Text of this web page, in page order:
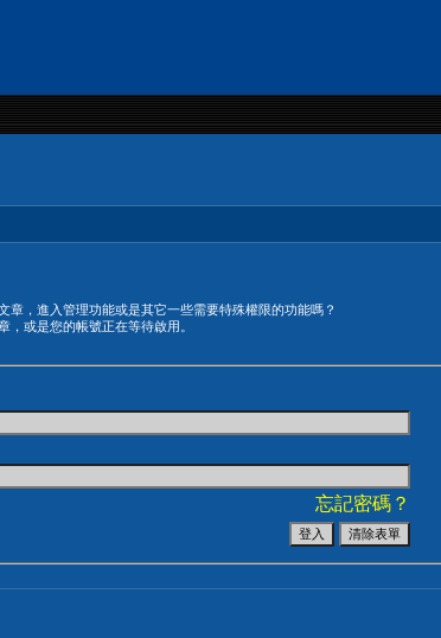
，進入管理功能或是其它一些需要特殊權限的功能嗎？
或是您的帳號正在等待啟用。
忘記密碼？